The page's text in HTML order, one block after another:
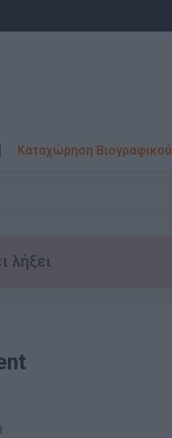
Καταχώρηση Βιογραφικού
λήξει